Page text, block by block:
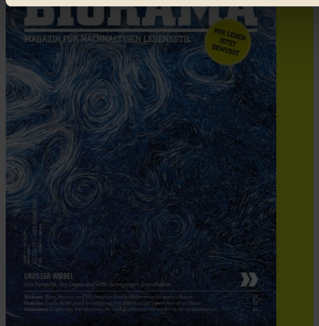
Bist du damit einverstanden?